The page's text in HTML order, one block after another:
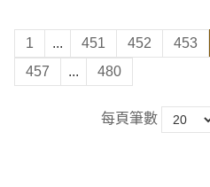
1 ... 451 452 453
457
... 480
每頁筆數